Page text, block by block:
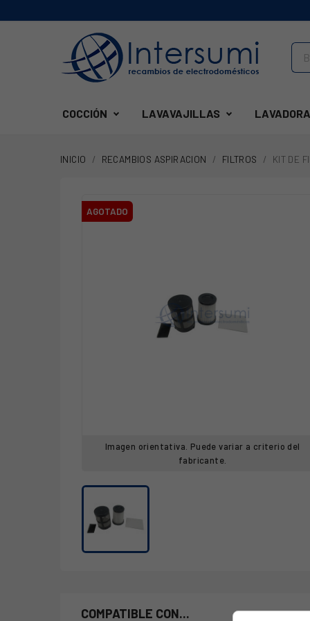
COCCIÓN LAVAVAJILLAS
INICIO RECAMBIOS ASPIRACION FILTROS KIT DE
AGOTADO
Imagen orientativa. Puede variar a criterio del
fabricante.
COMPATIBLE CON...